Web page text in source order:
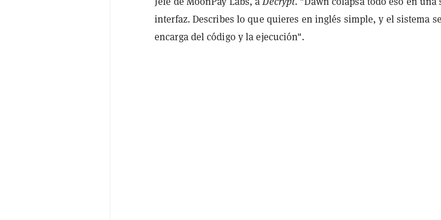
interfaz. Describes lo que quieres en inglés simple, y el sistema se
encarga del código y la ejecución".